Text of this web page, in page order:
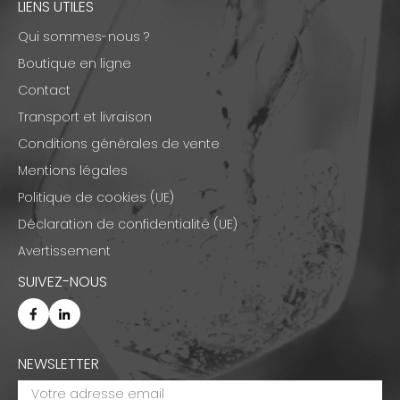
LIENS UTILES
Qui sommes-nous ?
Boutique en ligne
Contact
Transport et livraison
Conditions générales de vente
Mentions légales
Politique de cookies (UE)
Déclaration de confidentialité (UE)
Avertissement
SUIVEZ-NOUS
NEWSLETTER